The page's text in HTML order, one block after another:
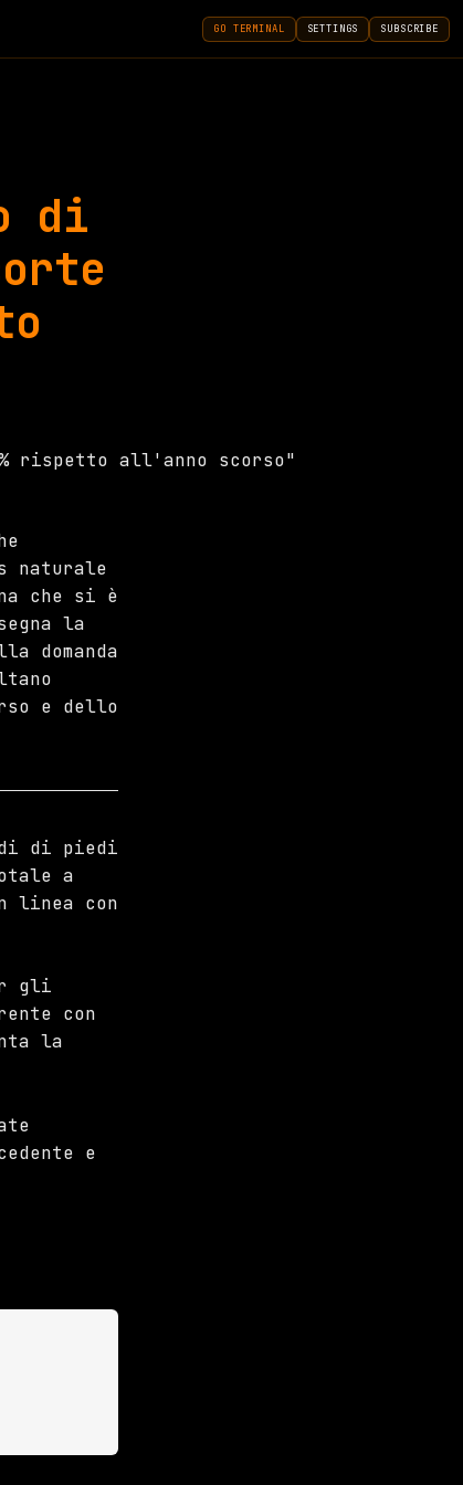
GO TERMINAL SETTINGS SUBSCRIBE
di
naturale
che si è
la
domanda
e dello
di piedi
a
linea con
gli
con
la
e